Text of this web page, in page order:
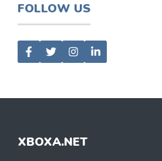
FOLLOW US
XBOXA.NET